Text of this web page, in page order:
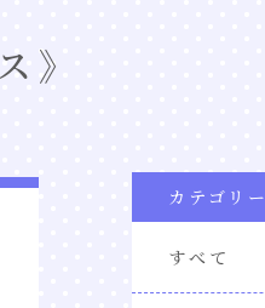
カテゴリー
すべて